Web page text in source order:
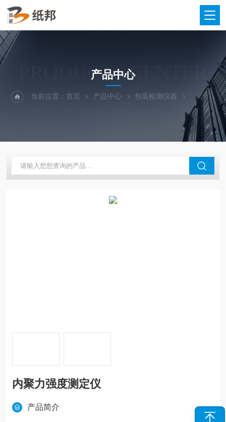
PRODUCTS CENTER
产品中心
当前位置：首页 产品中心 包装检测仪器 层间剥离
内聚力强度测定仪
产品简介